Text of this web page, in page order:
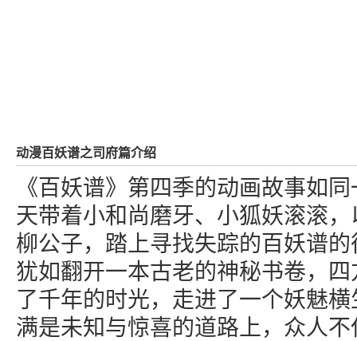
动漫百妖谱之司府篇介绍
《百妖谱》第四季的动画故事如
天带着小和尚磨牙、小狐妖滚滚
柳公子，踏上寻找失踪的百妖谱
犹如翻开一本古老的神秘书卷，
了千年的时光，走进了一个妖魅
满是未知与惊喜的道路上，众人